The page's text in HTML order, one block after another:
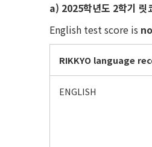
a) 2025학년도 2학기 릿
English test score is
RIKKYO language
ENGLISH